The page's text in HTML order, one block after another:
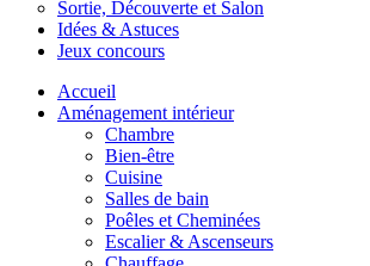
Sortie, Découverte et Salon
Idées & Astuces
Jeux concours
Accueil
Aménagement intérieur
Chambre
Bien-être
Cuisine
Salles de bain
Poêles et Cheminées
Escalier & Ascenseurs